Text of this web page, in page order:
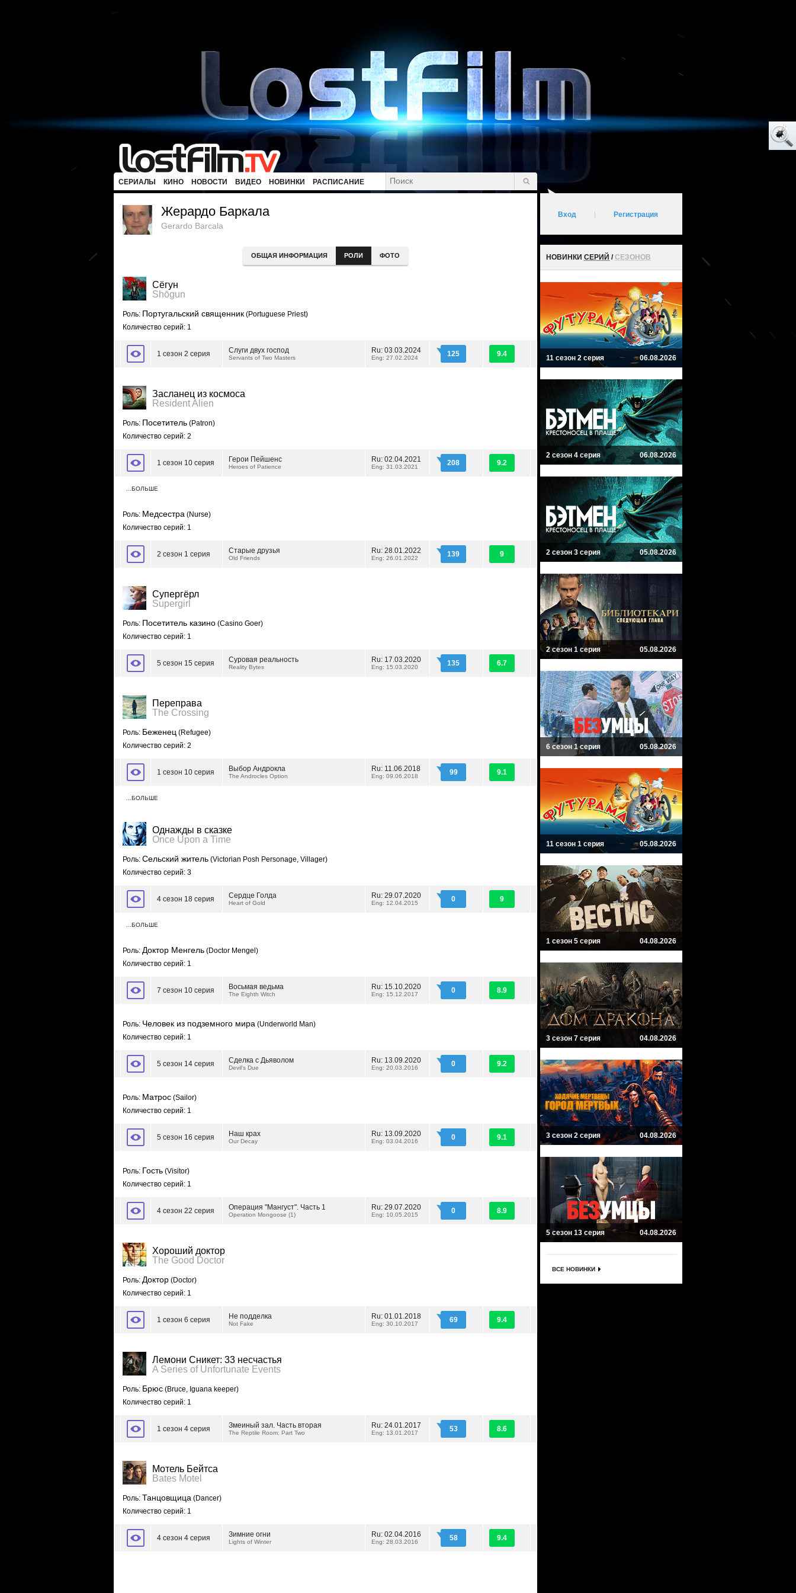
СЕРИАЛЫ КИНО НОВОСТИ ВИДЕО НОВИНКИ РАСПИСАНИЕ
Жерардо Баркала
Gerardo Barcala
ОБЩАЯ ИНФОРМАЦИЯ РОЛИ ФОТО
Сёгун
Shōgun
Роль: Португальский священник (Portuguese Priest)
Количество серий: 1
1 сезон 2 серия Слуги двух господ
Servants of Two Masters
Ru: 03.03.2024
Eng: 27.02.2024 125 9.4
Засланец из космоса
Resident Alien
Роль: Посетитель (Patron)
Количество серий: 2
1 сезон 10 серия Герои Пейшенс
Heroes of Patience
Ru: 02.04.2021
Eng: 31.03.2021 208 9.2
…БОЛЬШЕ
Роль: Медсестра (Nurse)
Количество серий: 1
2 сезон 1 серия Старые друзья
Old Friends
Ru: 28.01.2022
Eng: 26.01.2022 139 9
Супергёрл
Supergirl
Роль: Посетитель казино (Casino Goer)
Количество серий: 1
5 сезон 15 серия Суровая реальность
Reality Bytes
Ru: 17.03.2020
Eng: 15.03.2020 135 6.7
Переправа
The Crossing
Роль: Беженец (Refugee)
Количество серий: 2
1 сезон 10 серия Выбор Андрокла
The Androcles Option
Ru: 11.06.2018
Eng: 09.06.2018 99 9.1
…БОЛЬШЕ
Однажды в сказке
Once Upon a Time
Роль: Сельский житель (Victorian Posh Personage, Villager)
Количество серий: 3
4 сезон 18 серия Сердце Голда
Heart of Gold
Ru: 29.07.2020
Eng: 12.04.2015 0 9
…БОЛЬШЕ
Роль: Доктор Менгель (Doctor Mengel)
Количество серий: 1
7 сезон 10 серия Восьмая ведьма
The Eighth Witch
Ru: 15.10.2020
Eng: 15.12.2017 0 8.9
Роль: Человек из подземного мира (Underworld Man)
Количество серий: 1
5 сезон 14 серия Сделка с Дьяволом
Devil's Due
Ru: 13.09.2020
Eng: 20.03.2016 0 9.2
Роль: Матрос (Sailor)
Количество серий: 1
5 сезон 16 серия Наш крах
Our Decay
Ru: 13.09.2020
Eng: 03.04.2016 0 9.1
Роль: Гость (Visitor)
Количество серий: 1
4 сезон 22 серия Операция "Мангуст". Часть 1
Operation Mongoose (1)
Ru: 29.07.2020
Eng: 10.05.2015 0 8.9
Хороший доктор
The Good Doctor
Роль: Доктор (Doctor)
Количество серий: 1
1 сезон 6 серия Не подделка
Not Fake
Ru: 01.01.2018
Eng: 30.10.2017 69 9.4
Лемони Сникет: 33 несчастья
A Series of Unfortunate Events
Роль: Брюс (Bruce, Iguana keeper)
Количество серий: 1
1 сезон 4 серия Змеиный зал. Часть вторая
The Reptile Room: Part Two
Ru: 24.01.2017
Eng: 13.01.2017 53 8.6
Мотель Бейтса
Bates Motel
Роль: Танцовщица (Dancer)
Количество серий: 1
4 сезон 4 серия Зимние огни
Lights of Winter
Ru: 02.04.2016
Eng: 28.03.2016 58 9.4
Вход Регистрация
НОВИНКИ СЕРИЙ /СЕЗОНОВ
11 сезон 2 серия 06.08.2026
2 сезон 4 серия 06.08.2026
2 сезон 3 серия 05.08.2026
2 сезон 1 серия 05.08.2026
6 сезон 1 серия 05.08.2026
11 сезон 1 серия 05.08.2026
1 сезон 5 серия 04.08.2026
3 сезон 7 серия 04.08.2026
3 сезон 2 серия 04.08.2026
5 сезон 13 серия 04.08.2026
ВСЕ НОВИНКИ